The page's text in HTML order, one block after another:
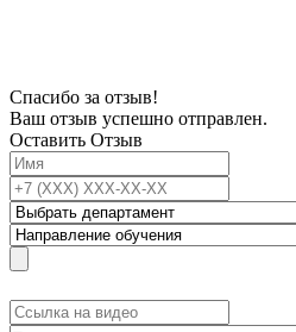
Спасибо за отзыв!
Ваш отзыв успешно отправлен.
Оставить Отзыв